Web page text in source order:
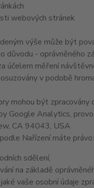
webových stránek
výše může být
důvodu - oprávněného
účelem měření
v podobě
mohou být zpracovány
Google Analytics,
CA 94043, USA
Nařízení máte právo:
sdělení,
na základě
vaše osobní údaje